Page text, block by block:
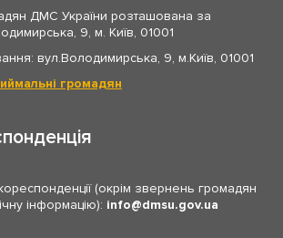
ДМС України розташована за
9, м. Київ, 01001
вул.Володимирська, 9, м.Київ, 01001
громадян
(окрім звернень громадян
інформацію): info dmsu.gov.ua